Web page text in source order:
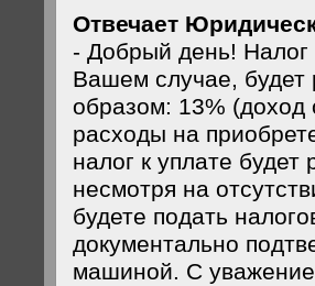
Отвечает
- Добрый день!
Вашем случае,
образом: 13%
расходы на
налог к уплате
несмотря на
будете подать
документально
машиной. С